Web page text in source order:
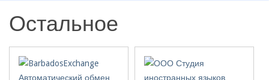
Красота Здоровье Остальное
Остальное